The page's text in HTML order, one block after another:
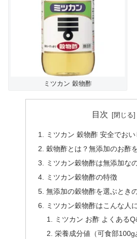
ミツカン 穀物酢
目次
ミツカン 穀物酢 安全でお
穀物酢とは？無添加のお酢
ミツカン穀物酢は無添加な
ミツカン穀物酢の特徴
無添加の穀物酢を選ぶとき
ミツカン穀物酢はこんな人
ミツカン お酢 よくある
栄養成分値（可食部100g